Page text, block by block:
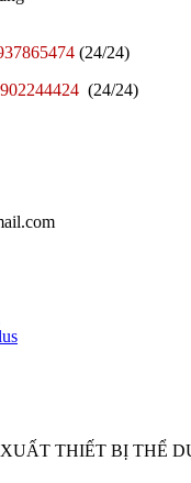
(24/24)
(24/24)
THIẾT BỊ THỂ